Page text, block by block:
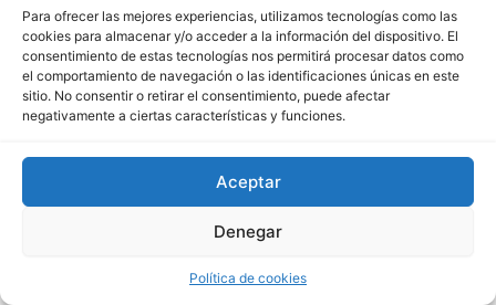
Para ofrecer las mejores experiencias, utilizamos tecnologías como las
cookies para almacenar y/o acceder a la información del dispositivo. El
consentimiento de estas tecnologías nos permitirá procesar datos como
el comportamiento de navegación o las identificaciones únicas en este
sitio. No consentir o retirar el consentimiento, puede afectar
negativamente a ciertas características y funciones.
Aceptar
Denegar
Política de cookies
Todos los derechos © 2026 San Miguel De Los Bancos |